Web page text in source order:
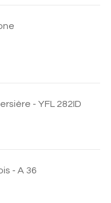
- YFL 282ID
- A 36